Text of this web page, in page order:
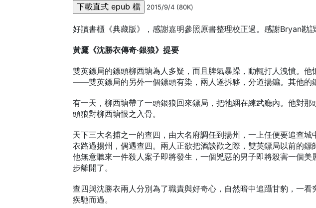
2015/9/4 (80K)
好讀書櫃《典藏版》，感謝嘉明參照原書整理校正過。感謝Bryan勘誤
黃鷹《沈勝衣傳奇‧銀狼》提要
雙英鏢局的鏢頭柳西塘為人多疑，而且脾氣暴躁，動輒打人洩憤。
——雙英鏢局的另外一個鏢頭有染，兩人遂拆夥，分道揚鑣。其他的
有一天，柳西塘帶了一頭銀狼回來鏢局，把牠綑在練武廳內。他對
頭狼對柳西塘恨之入骨。
天下三大名捕之一的查四，由大名府調任到揚州，一上任便要追查
衣路過揚州，偶遇查四。兩人正欲把酒談歡之際，雙英鏢局以前的鏢
他無意聽來一件殺人案子即將發生，一個兇惡的男子即將殺害一個
步離開了。
查四與沈勝衣兩人分別為了職責與好奇心，自然暗中追躡甘豹，一
疾馳而過。